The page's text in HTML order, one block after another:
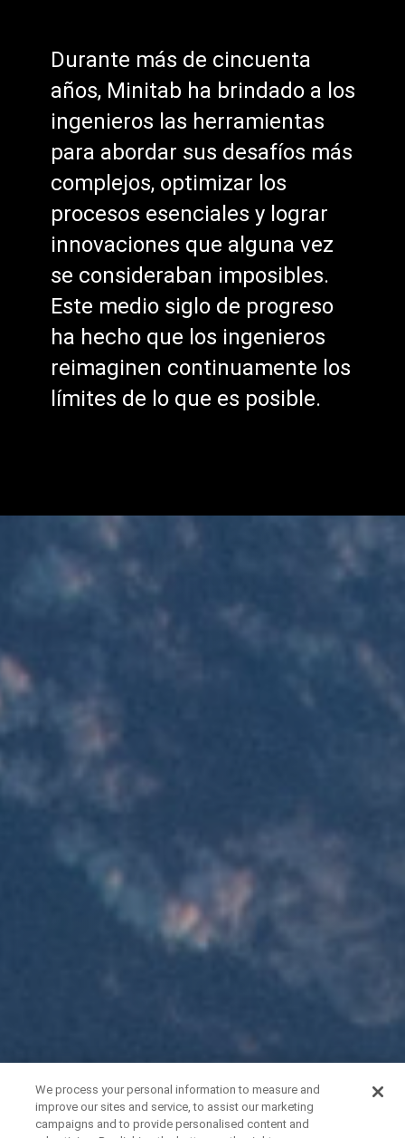
Durante más de cincuenta
años, Minitab ha brindado a los
ingenieros las herramientas
para abordar sus desafíos más
complejos, optimizar los
procesos esenciales y lograr
innovaciones que alguna vez
se consideraban imposibles.
Este medio siglo de progreso
ha hecho que los ingenieros
reimaginen continuamente los
límites de lo que es posible.
We process your personal information to measure and
improve our sites and service, to assist our marketing
campaigns and to provide personalised content and